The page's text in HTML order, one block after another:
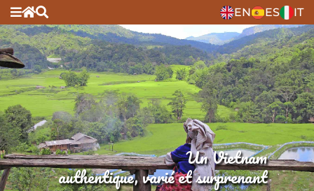
EN ES IT
Un Vietnam
authentique, varié et surprenant